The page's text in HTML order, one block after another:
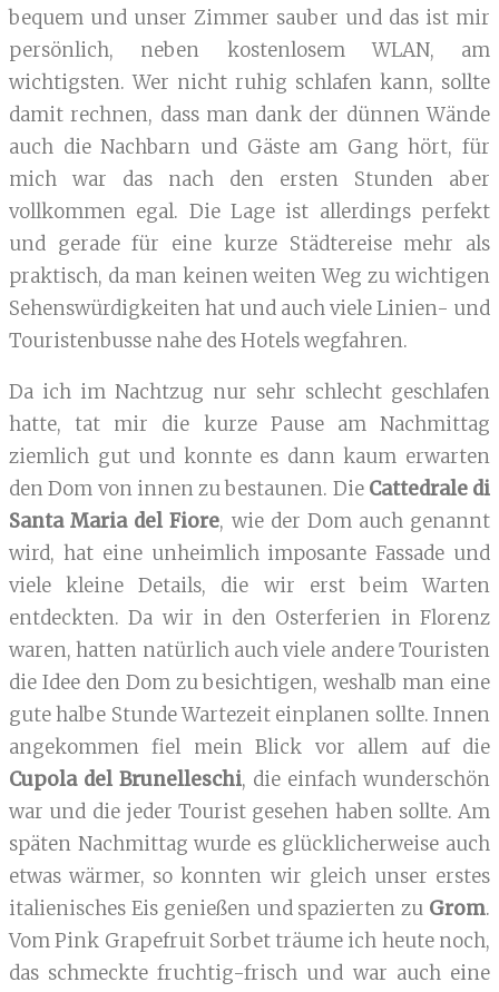
bequem und unser Zimmer sauber und das ist mir
persönlich, neben kostenlosem WLAN, am
wichtigsten. Wer nicht ruhig schlafen kann, sollte
damit rechnen, dass man dank der dünnen Wände
auch die Nachbarn und Gäste am Gang hört, für
mich war das nach den ersten Stunden aber
vollkommen egal. Die Lage ist allerdings perfekt
und gerade für eine kurze Städtereise mehr als
praktisch, da man keinen weiten Weg zu wichtigen
Sehenswürdigkeiten hat und auch viele Linien- und
Touristenbusse nahe des Hotels wegfahren.
Da ich im Nachtzug nur sehr schlecht geschlafen
hatte, tat mir die kurze Pause am Nachmittag
ziemlich gut und konnte es dann kaum erwarten
den Dom von innen zu bestaunen. Die Cattedrale di
Santa Maria del Fiore, wie der Dom auch genannt
wird, hat eine unheimlich imposante Fassade und
viele kleine Details, die wir erst beim Warten
entdeckten. Da wir in den Osterferien in Florenz
waren, hatten natürlich auch viele andere Touristen
die Idee den Dom zu besichtigen, weshalb man eine
gute halbe Stunde Wartezeit einplanen sollte. Innen
angekommen fiel mein Blick vor allem auf die
Cupola del Brunelleschi, die einfach wunderschön
war und die jeder Tourist gesehen haben sollte. Am
späten Nachmittag wurde es glücklicherweise auch
etwas wärmer, so konnten wir gleich unser erstes
italienisches Eis genießen und spazierten zu Grom.
Vom Pink Grapefruit Sorbet träume ich heute noch,
das schmeckte fruchtig-frisch und war auch eine